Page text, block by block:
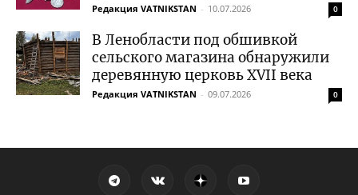
Редакция VATNIKSTAN - 10.07.2026 0
В Ленобласти под обшивкой
сельского магазина обнаружили
деревянную церковь XVII века
Редакция VATNIKSTAN - 09.07.2026 0